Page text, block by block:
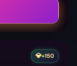
💎+150